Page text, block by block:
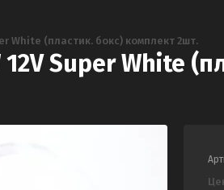
White (пластик. бокс) комплект 2шт.
Super White